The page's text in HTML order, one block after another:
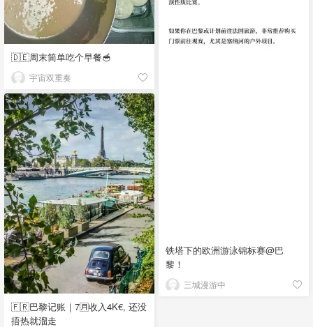
🇩🇪周末简单吃个早餐🥣
宇宙双重奏
铁塔下的欧洲游泳锦标赛@巴
黎！
三城漫游中
🇫🇷巴黎记账｜7🈷️收入4K€, 还没
捂热就溜走